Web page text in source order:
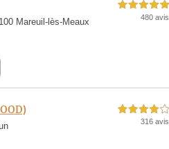
Mareuil-lès-Meaux
5,0 étoiles sur 5
480 avis
4,0 étoiles sur 5
316 avis